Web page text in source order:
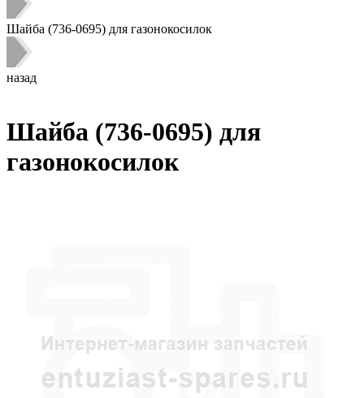
Шайба (736-0695) для газонокосилок
назад
Шайба (736-0695) для
газонокосилок